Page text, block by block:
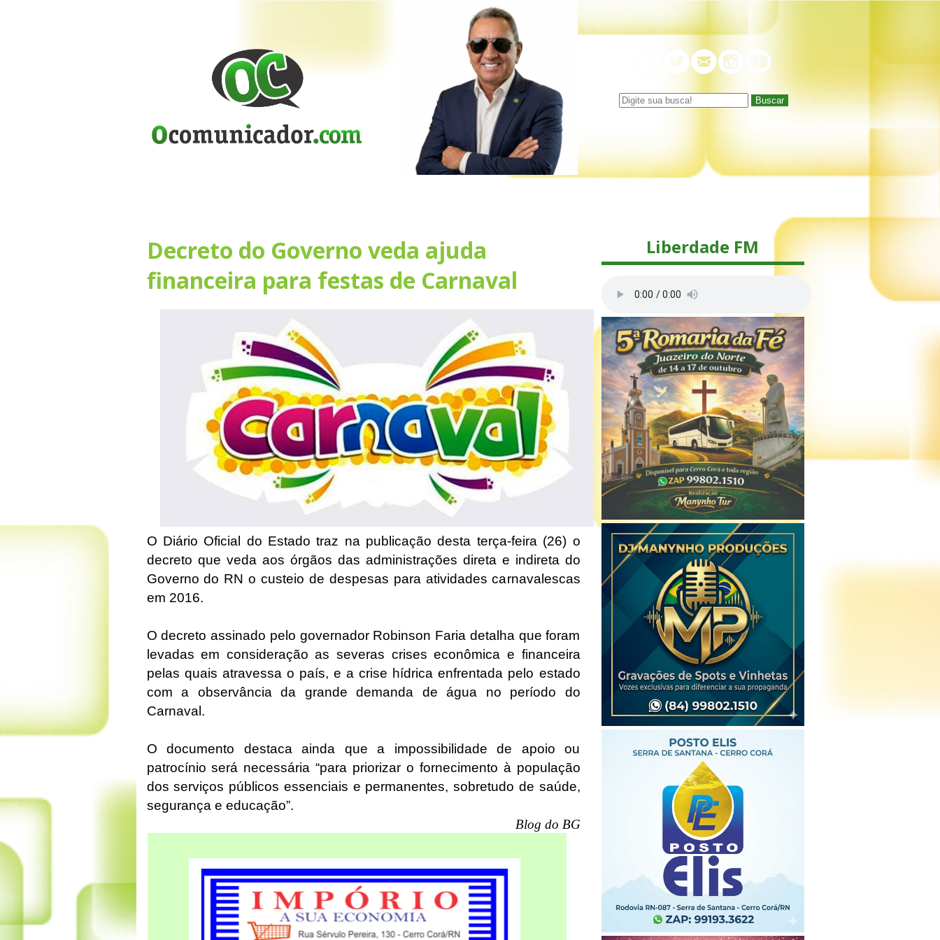
Buscar
Decreto do Governo veda ajuda
financeira para festas de Carnaval
O Diário Oficial do Estado traz na publicação desta terça-feira (26) o
decreto que veda aos órgãos das administrações direta e indireta do
Governo do RN o custeio de despesas para atividades carnavalescas
em 2016.
O decreto assinado pelo governador Robinson Faria detalha que foram
levadas em consideração as severas crises econômica e financeira
pelas quais atravessa o país, e a crise hídrica enfrentada pelo estado
com a observância da grande demanda de água no período do
Carnaval.
O documento destaca ainda que a impossibilidade de apoio ou
patrocínio será necessária “para priorizar o fornecimento à população
dos serviços públicos essenciais e permanentes, sobretudo de saúde,
segurança e educação”.
Blog do BG
Liberdade FM